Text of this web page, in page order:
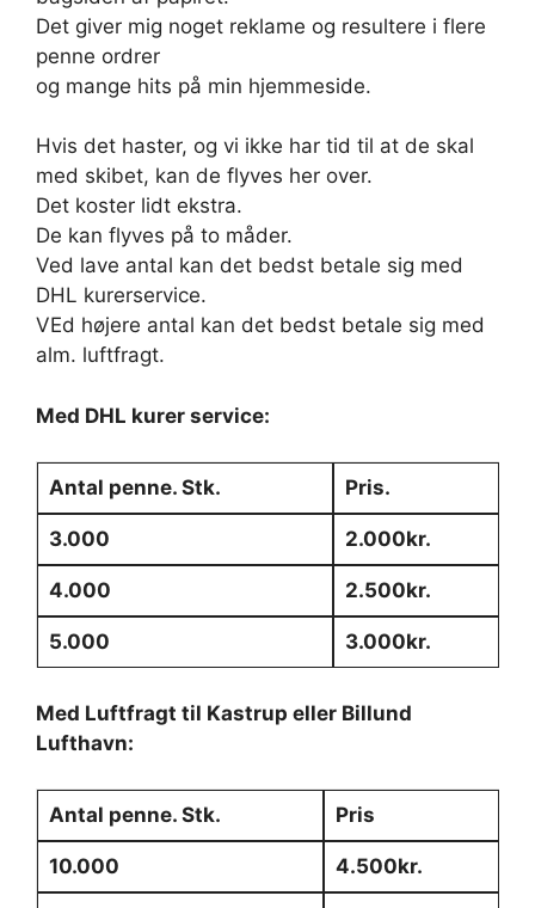
Det giver mig noget reklame og resultere i flere
penne ordrer
og mange hits på min hjemmeside.
Hvis det haster, og vi ikke har tid til at de skal
med skibet, kan de flyves her over.
Det koster lidt ekstra.
De kan flyves på to måder.
Ved lave antal kan det bedst betale sig med
DHL kurerservice.
VEd højere antal kan det bedst betale sig med
alm. luftfragt.
Med DHL kurer service:
Antal penne. Stk. Pris.
3.000 2.000kr.
4.000 2.500kr.
5.000 3.000kr.
Med Luftfragt til Kastrup eller Billund
Lufthavn:
Antal penne. Stk. Pris
10.000 4.500kr.